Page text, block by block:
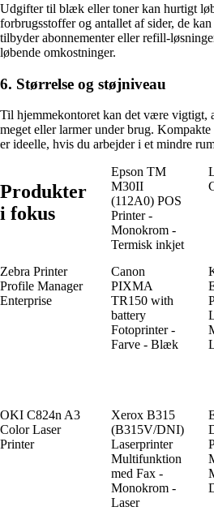
Udgifter til blæk eller toner kan hurtigt
forbrugsstoffer og antallet af sider, de
tilbyder abonnementer eller refill-
løbende omkostninger.
6. Størrelse og støjniveau
Til hjemmekontoret kan det være vigtigt,
meget eller larmer under brug.
er ideelle, hvis du arbejder i et mindre
Produkter
i fokus
Epson TM
M30II
(112A0) POS
Printer -
Monokrom -
Termisk inkjet
Zebra Printer
Profile Manager
Enterprise
Canon
PIXMA
TR150 with
battery
Fotoprinter -
Farve - Blæk
OKI C824n A3
Color Laser
Printer
Xerox B315
(B315V/DNI)
Laserprinter
Multifunktion
med Fax -
Monokrom -
Laser